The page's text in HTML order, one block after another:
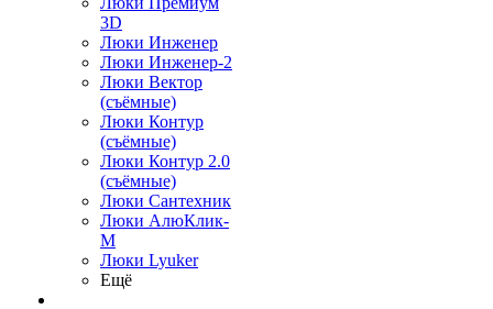
3D
Люки Инженер
Люки Инженер-2
Люки Вектор
(съёмные)
Люки Контур
(съёмные)
Люки Контур 2.0
(съёмные)
Люки Сантехник
Люки АлюКлик-
М
Люки Lyuker
Ещё